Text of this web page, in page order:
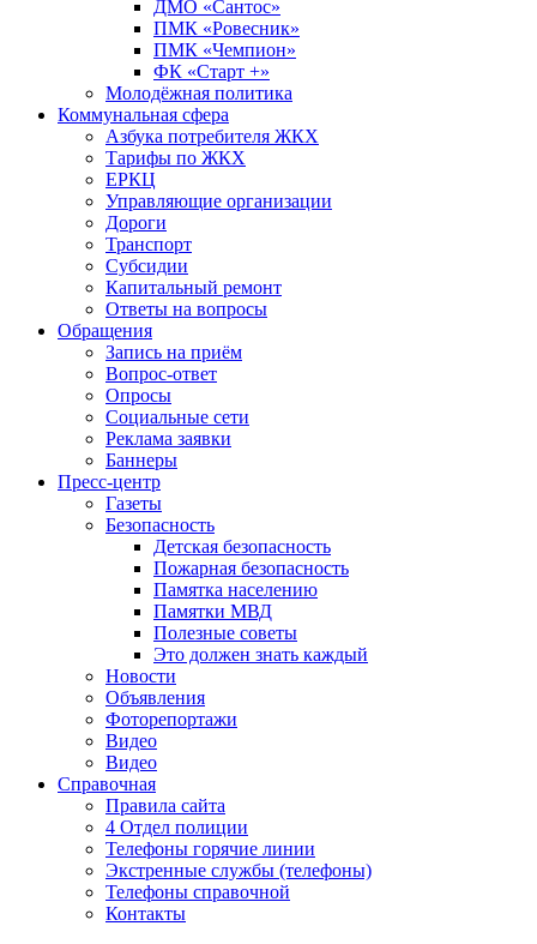
ДМО «Сантос»
ПМК «Ровесник»
ПМК «Чемпион»
ФК «Старт +»
Молодёжная политика
Коммунальная сфера
Азбука потребителя ЖКХ
Тарифы по ЖКХ
ЕРКЦ
Управляющие организации
Дороги
Транспорт
Субсидии
Капитальный ремонт
Ответы на вопросы
Обращения
Запись на приём
Вопрос-ответ
Опросы
Социальные сети
Реклама заявки
Баннеры
Пресс-центр
Газеты
Безопасность
Детская безопасность
Пожарная безопасность
Памятка населению
Памятки МВД
Полезные советы
Это должен знать каждый
Новости
Объявления
Фоторепортажи
Видео
Видео
Справочная
Правила сайта
4 Отдел полиции
Телефоны горячие линии
Экстренные службы (телефоны)
Телефоны справочной
Контакты